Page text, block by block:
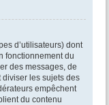
d’utilisateurs) dont
fonctionnement du
des messages, de
diviser les sujets des
empêchent
du contenu